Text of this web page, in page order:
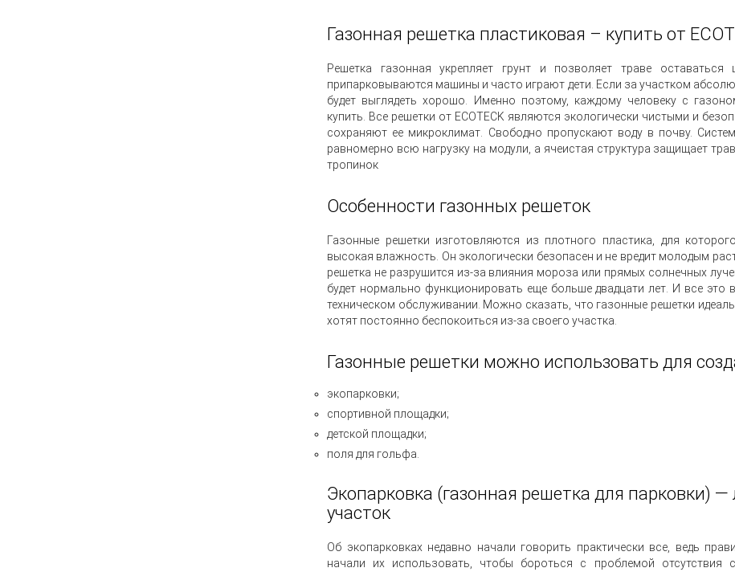
Газонная решетка пластиковая – купить от
Решетка газонная укрепляет грунт и позволяет траве
припарковываются машины и часто играют дети. Если за участком
будет выглядеть хорошо. Именно поэтому, каждому человеку с
купить. Все решетки от ECOTECK являются экологически чистыми и
сохраняют ее микроклимат. Свободно пропускают воду в почву.
равномерно всю нагрузку на модули, а ячеистая структура защищает
тропинок
Особенности газонных решеток
Газонные решетки изготовляются из плотного пластика, для
высокая влажность. Он экологически безопасен и не вредит молодым
решетка не разрушится из-за влияния мороза или прямых солнечных
будет нормально функционировать еще больше двадцати лет. И все это
техническом обслуживании. Можно сказать, что газонные решетки
хотят постоянно беспокоиться из-за своего участка.
Газонные решетки можно использовать для
экопарковки;
спортивной площадки;
детской площадки;
поля для гольфа.
Экопарковка (газонная решетка для парковки)
участок
Об экопарковках недавно начали говорить практически все, ведь
начали их использовать, чтобы бороться с проблемой отсутствия